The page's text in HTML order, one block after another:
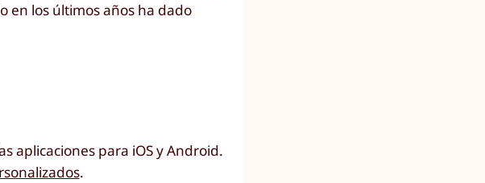
en los últimos años ha dado
aplicaciones para iOS y Android.
.